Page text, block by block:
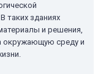
таких зданиях
и решения,
окружающую среду и